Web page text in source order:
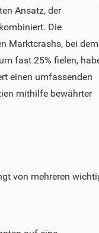
Ansatz, der
Die
Marktcrashs, bei dem
fast 25% fielen,
einen umfassenden
mithilfe bewährter
von mehreren